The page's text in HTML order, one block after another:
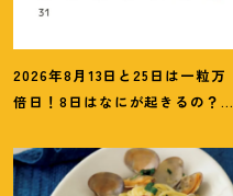
2026年8月13日と25日は一粒万
倍日 ！ 8日はなにが起きるの ？ 吉